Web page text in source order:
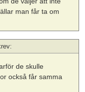
man får ta om
de skulle
också får samma